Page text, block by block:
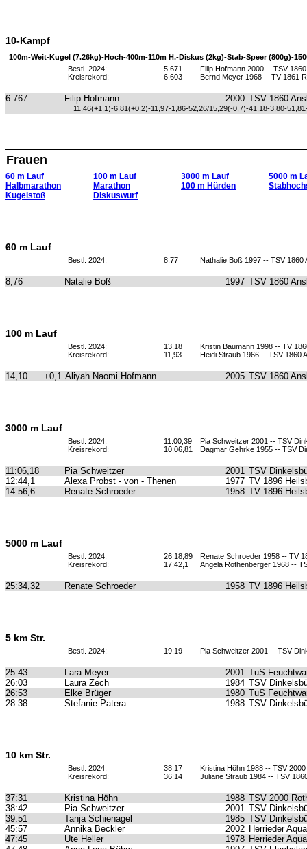
10-Kampf
100m-Weit-Kugel (7.26kg)-Hoch-400m-110m H.-Diskus (2kg)-Stab-Speer (800g)-
Bestl. 2024:
5.671
Filip Hofmann 2000 -- TSV
Kreisrekord:
6.603 Bernd Meyer 1968 -- TV 1861
6.767 Filip Hofmann 2000 TSV 1860
11,46(+1,1)-6,81(+0,2)-11,97-1,86-52,26/15,29(-0,7)-41,18-3,80-
Frauen
60 m Lauf 100 m Lauf 3000 m Lauf
5000 m
Halbmarathon
Marathon 100 m Hürden
Kugelstoß
Diskuswurf
60 m Lauf
Bestl. 2024: 8,77 Nathalie Boß 1997 -- TSV 1860
8,76 Natalie Boß 1997 TSV 1860
100 m Lauf
Bestl. 2024: 13,18
Kristin Baumann 1998 -- TV
Kreisrekord:
11,93 Heidi Straub 1966 -- TSV 1860
14,10 +0,1 Aliyah Naomi Hofmann 2005 TSV 1860
3000 m Lauf
Bestl. 2024: 11:00,39
Pia Schweitzer 2001 -- TSV
Kreisrekord:
10:06,81 Dagmar Gehrke 1955 -- TSV
11:06,18 Pia Schweitzer 2001 TSV
12:44,1
Alexa Probst - von - Thenen 1977 TV 1896
14:56,6
Renate Schroeder 1958 TV 1896
5000 m Lauf
Bestl. 2024: 26:18,89
Renate Schroeder 1958 -- TV
Kreisrekord:
17:42,1 Angela Rothenberger 1968 --
25:34,32 Renate Schroeder 1958 TV 1896
5 km Str.
Bestl. 2024: 19:19 Pia Schweitzer 2001 -- TSV
25:43 Lara Meyer 2001 TuS
26:03
Laura Zech 1984 TSV
26:53
Elke Brüger 1980 TuS
28:38
Stefanie Patera 1988 TSV
10 km Str.
Bestl. 2024: 38:17
Kristina Höhn 1988 -- TSV
Kreisrekord:
36:14 Juliane Straub 1984 -- TSV
37:31 Kristina Höhn 1988 TSV 2000
38:42
Pia Schweitzer 2001 TSV
39:51
Tanja Schienagel 1985 TSV
45:57
Annika Beckler 2002 Herrieder
47:45
Ute Heller 1978 Herrieder